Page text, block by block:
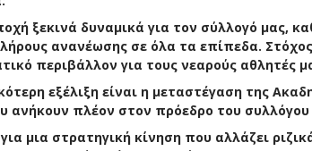
ξεκινά δυναμικά για τον σύλλογό μας,
ανανέωσης σε όλα τα επίπεδα.
περιβάλλον για τους νεαρούς αθλητές
εξέλιξη είναι η μεταστέγαση της
ανήκουν πλέον στον πρόεδρο του συλλόγου
μια στρατηγική κίνηση που αλλάζει